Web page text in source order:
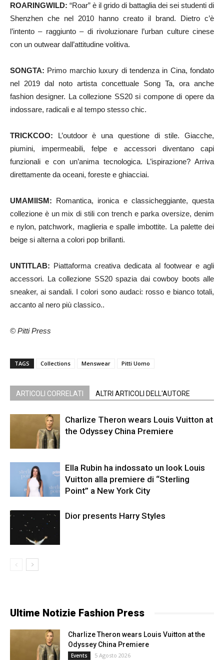
ROARINGWILD: “Roar” è il grido di battaglia dei sei studenti di
Shenzhen che nel 2010 hanno creato il brand. Dietro c’è
l’intento – raggiunto – di rivoluzionare l’urban culture cinese
con un outwear dall’attitudine volitiva.
SONGTA: Primo marchio luxury di tendenza in Cina, fondato
nel 2019 dal noto artista concettuale Song Ta, ora anche
fashion designer. La collezione SS20 si compone di opere da
indossare, radicali e al tempo stesso chic.
TRICKCOO: L’outdoor è una questione di stile. Giacche,
piumini, impermeabili, felpe e accessori diventano capi
funzionali e con un’anima tecnologica. L’ispirazione? Arriva
direttamente da oceani, foreste e ghiacciai.
UMAMIISM: Romantica, ironica e classicheggiante, questa
collezione è un mix di stili con trench e parka oversize, denim
e nylon, patchwork, maglieria e spalle imbottite. La palette dei
beige si alterna a colori pop brillanti.
UNTITLAB: Piattaforma creativa dedicata al footwear e agli
accessori. La collezione SS20 spazia dai cowboy boots alle
sneaker, ai sandali. I colori sono audaci: rosso e bianco totali,
accanto al nero più classico..
© Pitti Press
TAGS Collections Menswear Pitti Uomo
ARTICOLI CORRELATI ALTRI ARTICOLI DELL'AUTORE
Charlize Theron wears Louis Vuitton at
the Odyssey China Premiere
Ella Rubin ha indossato un look Louis
Vuitton alla premiere di “Sterling
Point” a New York City
Dior presents Harry Styles
Ultime Notizie Fashion Press
Charlize Theron wears Louis Vuitton at the
Odyssey China Premiere
Events 5 Agosto 2026